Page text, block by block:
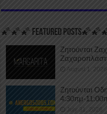
🌠🌠🌠 FEATURED
Ζητούνται
August 1, 2026
Ζητούνται
4:30πμ-
July 31, 2026